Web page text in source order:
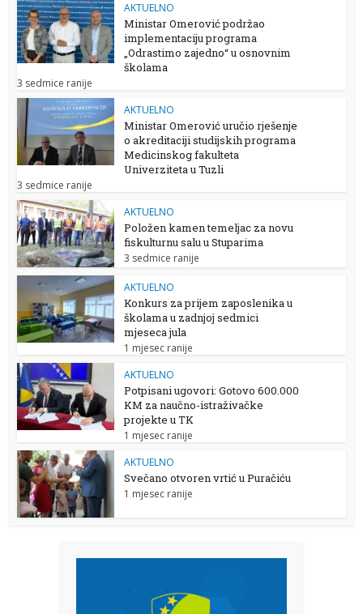
AKTUELNO
Ministar Omerović podržao
implementaciju programa
„Odrastimo zajedno“ u osnovnim
školama
3 sedmice ranije
AKTUELNO
Ministar Omerović uručio rješenje
o akreditaciji studijskih programa
Medicinskog fakulteta
Univerziteta u Tuzli
3 sedmice ranije
AKTUELNO
Položen kamen temeljac za novu
fiskulturnu salu u Stuparima
3 sedmice ranije
AKTUELNO
Konkurs za prijem zaposlenika u
školama u zadnjoj sedmici
mjeseca jula
1 mjesec ranije
AKTUELNO
Potpisani ugovori: Gotovo 600.000
KM za naučno-istraživačke
projekte u TK
1 mjesec ranije
AKTUELNO
Svečano otvoren vrtić u Puračiću
1 mjesec ranije